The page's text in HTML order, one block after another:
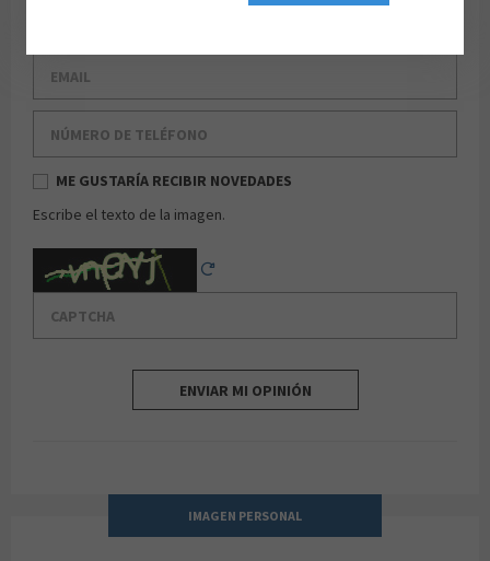
ME GUSTARÍA RECIBIR NOVEDADES
Escribe el texto de la imagen.
Captcha
ENVIAR MI OPINIÓN
IMAGEN PERSONAL